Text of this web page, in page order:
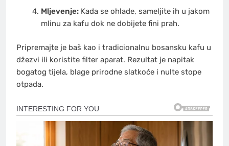
Mljevenje:Kada se ohlade, sameljite ih u jakom
mlinu za kafu dok ne dobijete fini prah.
Pripremajte je baš kao i tradicionalnu bosansku kafu u
džezvi ili koristite filter aparat. Rezultat je napitak
bogatog tijela, blage prirodne slatkoće i nulte stope
otpada.